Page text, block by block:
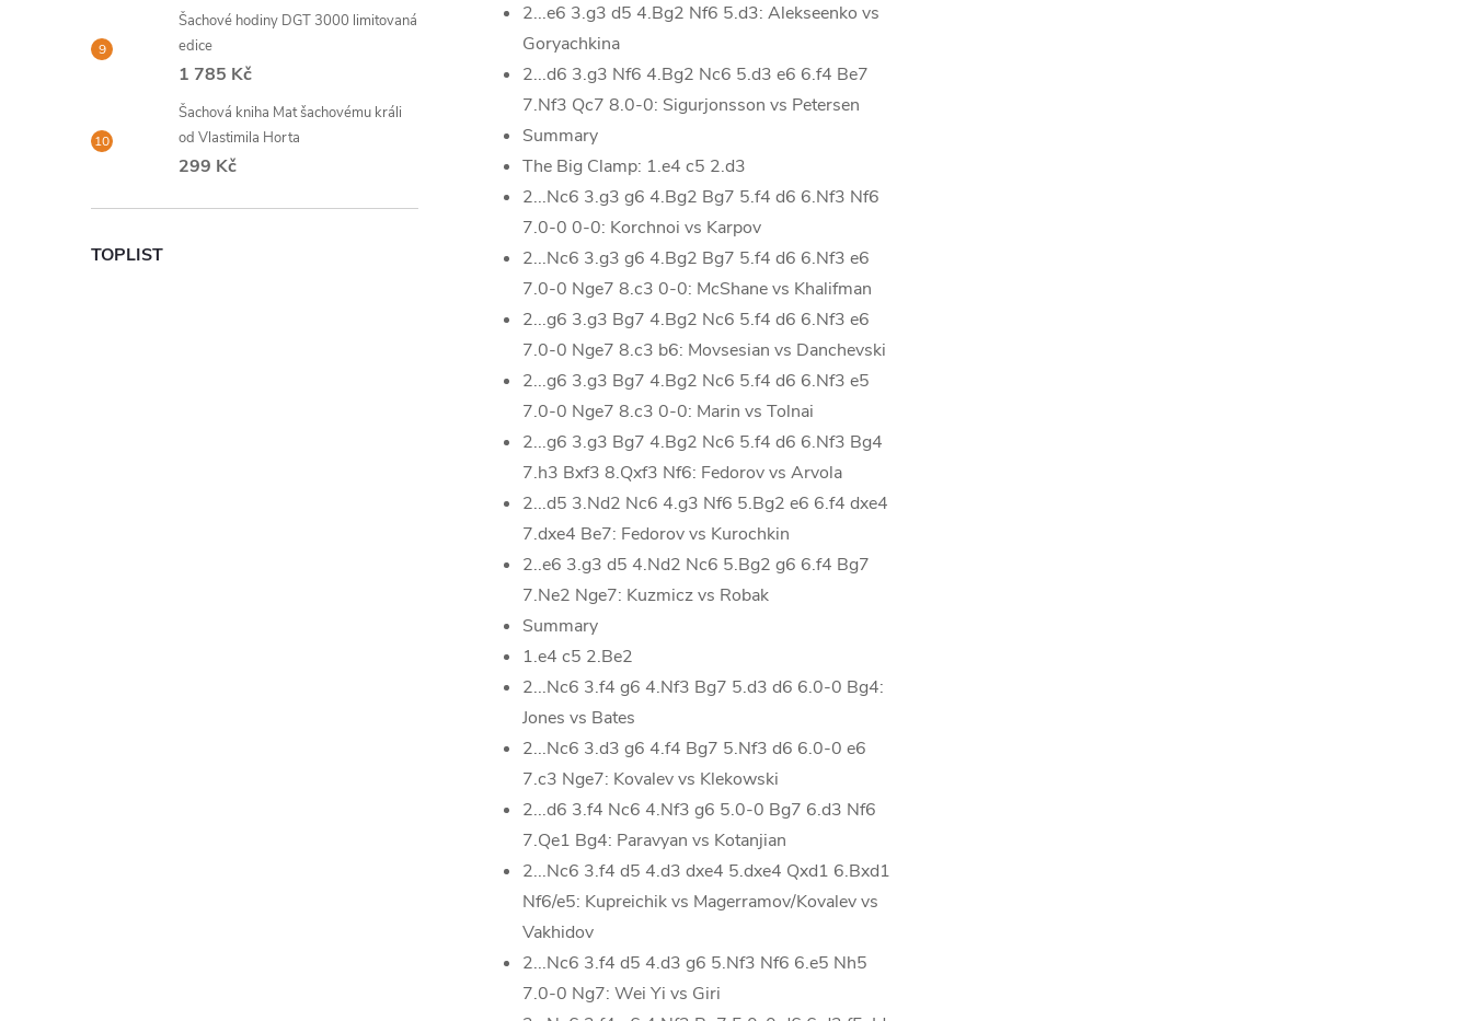
Šachové hodiny DGT 3000 limitovaná
edice
1 785 Kč
Šachová kniha Mat šachovému králi
od Vlastimila Horta
299 Kč
TOPLIST
2...e6 3.g3 d5 4.Bg2 Nf6 5.d3: Alekseenko vs
Goryachkina
2...d6 3.g3 Nf6 4.Bg2 Nc6 5.d3 e6 6.f4 Be7
7.Nf3 Qc7 8.0-0: Sigurjonsson vs Petersen
Summary
The Big Clamp: 1.e4 c5 2.d3
2...Nc6 3.g3 g6 4.Bg2 Bg7 5.f4 d6 6.Nf3 Nf6
7.0-0 0-0: Korchnoi vs Karpov
2...Nc6 3.g3 g6 4.Bg2 Bg7 5.f4 d6 6.Nf3 e6
7.0-0 Nge7 8.c3 0-0: McShane vs Khalifman
2...g6 3.g3 Bg7 4.Bg2 Nc6 5.f4 d6 6.Nf3 e6
7.0-0 Nge7 8.c3 b6: Movsesian vs Danchevski
2...g6 3.g3 Bg7 4.Bg2 Nc6 5.f4 d6 6.Nf3 e5
7.0-0 Nge7 8.c3 0-0: Marin vs Tolnai
2...g6 3.g3 Bg7 4.Bg2 Nc6 5.f4 d6 6.Nf3 Bg4
7.h3 Bxf3 8.Qxf3 Nf6: Fedorov vs Arvola
2...d5 3.Nd2 Nc6 4.g3 Nf6 5.Bg2 e6 6.f4 dxe4
7.dxe4 Be7: Fedorov vs Kurochkin
2..e6 3.g3 d5 4.Nd2 Nc6 5.Bg2 g6 6.f4 Bg7
7.Ne2 Nge7: Kuzmicz vs Robak
Summary
1.e4 c5 2.Be2
2...Nc6 3.f4 g6 4.Nf3 Bg7 5.d3 d6 6.0-0 Bg4:
Jones vs Bates
2...Nc6 3.d3 g6 4.f4 Bg7 5.Nf3 d6 6.0-0 e6
7.c3 Nge7: Kovalev vs Klekowski
2...d6 3.f4 Nc6 4.Nf3 g6 5.0-0 Bg7 6.d3 Nf6
7.Qe1 Bg4: Paravyan vs Kotanjian
2...Nc6 3.f4 d5 4.d3 dxe4 5.dxe4 Qxd1 6.Bxd1
Nf6/e5: Kupreichik vs Magerramov/Kovalev vs
Vakhidov
2...Nc6 3.f4 d5 4.d3 g6 5.Nf3 Nf6 6.e5 Nh5
7.0-0 Ng7: Wei Yi vs Giri